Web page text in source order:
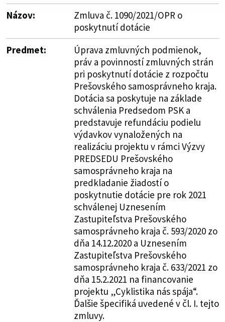
Názov:
Zmluva č. 1090/2021/OPR o
poskytnutí dotácie
Predmet:
Úprava zmluvných podmienok,
práv a povinností zmluvných strán
pri poskytnutí dotácie z rozpočtu
Prešovského samosprávneho kraja.
Dotácia sa poskytuje na základe
schválenia Predsedom PSK a
predstavuje refundáciu podielu
výdavkov vynaložených na
realizáciu projektu v rámci Výzvy
PREDSEDU Prešovského
samosprávneho kraja na
predkladanie žiadostí o
poskytnutie dotácie pre rok 2021
schválenej Uznesením
Zastupiteľstva Prešovského
samosprávneho kraja č. 593/2020 zo
dňa 14.12.2020 a Uznesením
Zastupiteľstva Prešovského
samosprávneho kraja č. 633/2021 zo
dňa 15.2.2021 na financovanie
projektu „Cyklistika nás spája“.
Ďalšie špecifiká uvedené v čl. I. tejto
zmluvy.